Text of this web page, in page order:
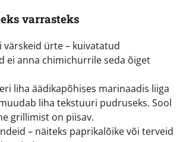
varrasteks
värskeid ürte – kuivatatud
ei anna chimichurrile seda õiget
liha äädikapõhises marinaadis liiga
liha tekstuuri pudruseks. Sool
grillimist on piisav.
– näiteks paprikalõike või terveid